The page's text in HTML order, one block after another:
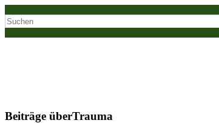
Beiträge überTrauma